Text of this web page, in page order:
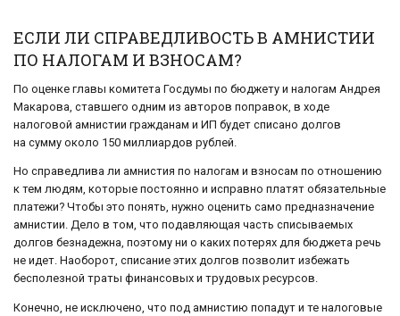
ЕСЛИ ЛИ СПРАВЕДЛИВОСТЬ В АМНИСТИИ
ПО НАЛОГАМ И ВЗНОСАМ?
По оценке главы комитета Госдумы по бюджету и налогам Андрея
Макарова, ставшего одним из авторов поправок, в ходе
налоговой амнистии гражданам и ИП будет списано долгов
на сумму около 150 миллиардов рублей.
Но справедлива ли амнистия по налогам и взносам по отношению
к тем людям, которые постоянно и исправно платят обязательные
платежи? Чтобы это понять, нужно оценить само предназначение
амнистии. Дело в том, что подавляющая часть списываемых
долгов безнадежна, поэтому ни о каких потерях для бюджета речь
не идет. Наоборот, списание этих долгов позволит избежать
бесполезной траты финансовых и трудовых ресурсов.
Конечно, не исключено, что под амнистию попадут и те налоговые